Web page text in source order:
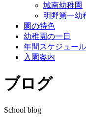
城南幼稚園
明野第一幼
園の特色
幼稚園の一日
年間スケジュール
入園案内
ブログ
School blog